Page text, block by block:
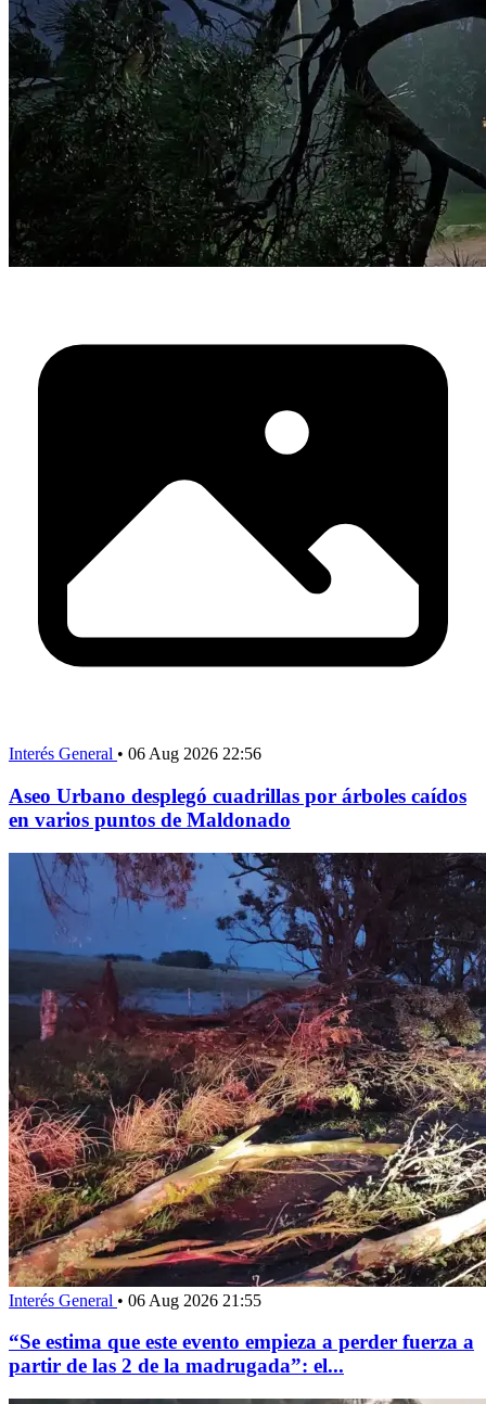
Interés General • 06 Aug 2026 22:56
Aseo Urbano desplegó cuadrillas por árboles caídos
en varios puntos de Maldonado
Interés General • 06 Aug 2026 21:55
“Se estima que este evento empieza a perder fuerza a
partir de las 2 de la madrugada”: el...